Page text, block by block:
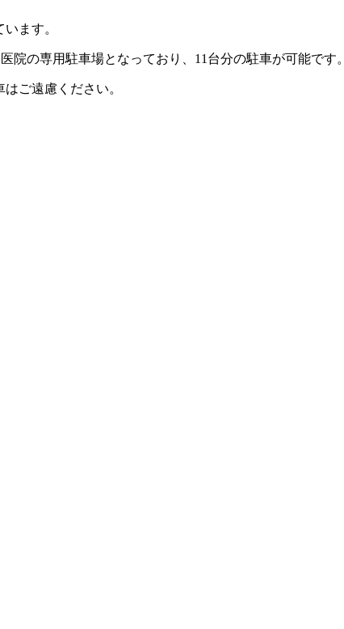
ます。
院の専用駐車場となっており、11台分の駐車が可能です。
ご遠慮ください。